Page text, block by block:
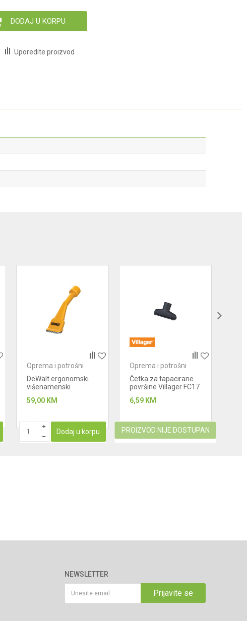
DODAJ U KORPU
Uporedite proizvod
Oprema i potrošni
DeWalt ergonomski
višenamenski
DXVA00-4300E
59,00 KM
Dodaj u korpu
Oprema i potrošni
materijal za usisivače
Četka za tapacirane
površine Villager FC17
6,59 KM
PROIZVOD NIJE DOSTUPAN
NEWSLETTER
Prijavite se